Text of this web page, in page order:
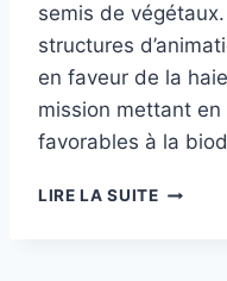
semis de
structures
en faveur de la
mission mettant
favorables à la
LIRE LA SUITE